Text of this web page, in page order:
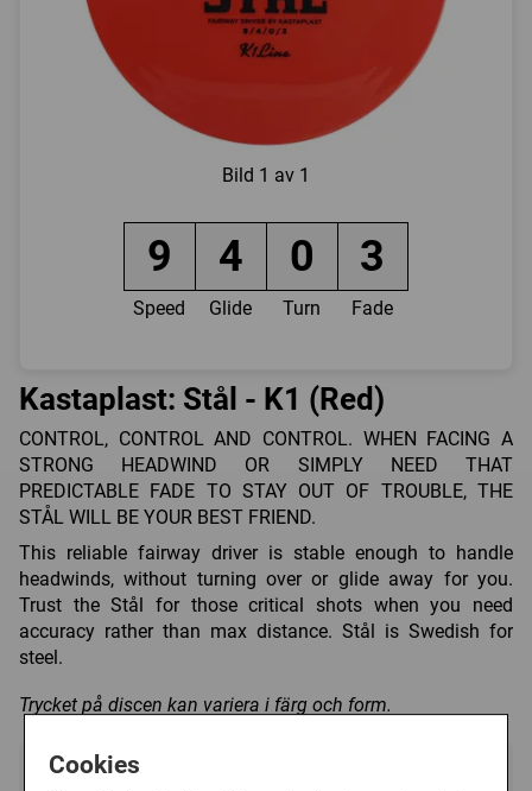
Cookies
Bild 1 av 1
9 4 0 3
Speed Glide Turn Fade
Kastaplast: Stål - K1 (Red)
CONTROL, CONTROL AND CONTROL. WHEN FACING A
STRONG HEADWIND OR SIMPLY NEED THAT
PREDICTABLE FADE TO STAY OUT OF TROUBLE, THE
STÅL WILL BE YOUR BEST FRIEND.
This reliable fairway driver is stable enough to handle
headwinds, without turning over or glide away for you.
Trust the Stål for those critical shots when you need
accuracy rather than max distance. Stål is Swedish for
steel.
Trycket på discen kan variera i färg och form.
Välj färg: